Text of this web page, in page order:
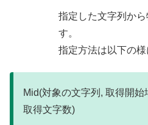
指定した文字列か
す。
指定方法は以下の様
Mid(対象の文字列, 取得開
取得文字数)